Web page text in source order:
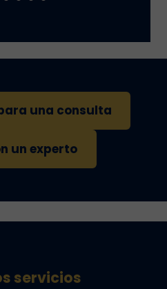
una consulta
un experto
servicios